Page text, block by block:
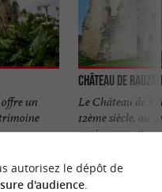
un
Château de Rauzan
Le Château de
12ème siècle, au
ancienne motte ...
5,8 km -
autorisez le dépôt de
d'audience.